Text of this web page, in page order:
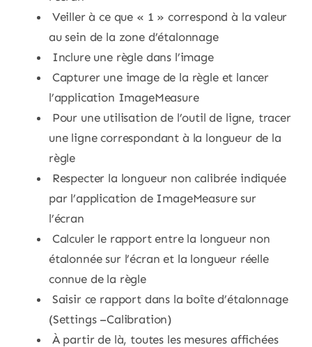
Veiller à ce que « 1 » correspond à la valeur
au sein de la zone d’étalonnage
Inclure une règle dans l’image
Capturer une image de la règle et lancer
l’application ImageMeasure
Pour une utilisation de l’outil de ligne, tracer
une ligne correspondant à la longueur de la
règle
Respecter la longueur non calibrée indiquée
par l’application de ImageMeasure sur
l’écran
Calculer le rapport entre la longueur non
étalonnée sur l’écran et la longueur réelle
connue de la règle
Saisir ce rapport dans la boîte d’étalonnage
(Settings –Calibration)
À partir de là, toutes les mesures affichées